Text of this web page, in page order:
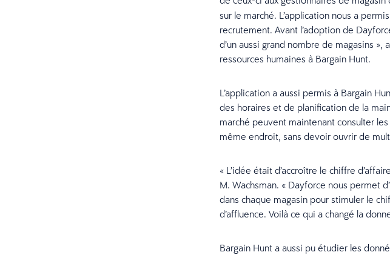
sur le marché. L’application nous a
recrutement. Avant l’adoption de
d’un aussi grand nombre de magasins
ressources humaines à Bargain Hunt.
L’application a aussi permis à Bargain
des horaires et de planification de la
marché peuvent maintenant consulter
même endroit, sans devoir ouvrir de
« L’idée était d’accroître le chiffre
M. Wachsman. « Dayforce nous permet
dans chaque magasin pour stimuler le
d’affluence. Voilà ce qui a changé la
Bargain Hunt a aussi pu étudier les